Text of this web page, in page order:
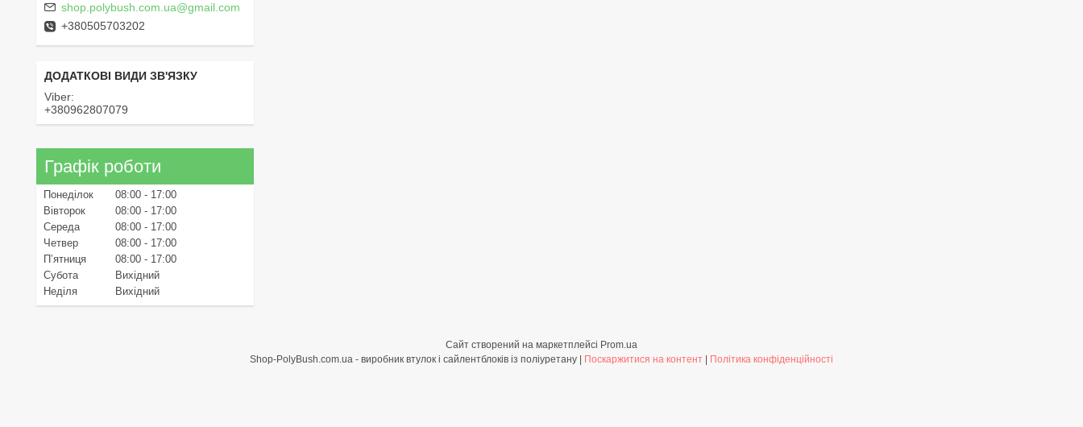
shop.polybush.com.ua@gmail.com
+380505703202
Viber
+380962807079
Графік роботи
Понеділок 08:00
17:00
Вівторок
08:00
17:00
Середа
08:00
17:00
Четвер
08:00
17:00
Пʼятниця
08:00
17:00
Субота
Вихідний
Неділя
Вихідний
Сайт створений на маркетплейсі Prom.ua
Поскаржитися на контент Політика конфіденційності